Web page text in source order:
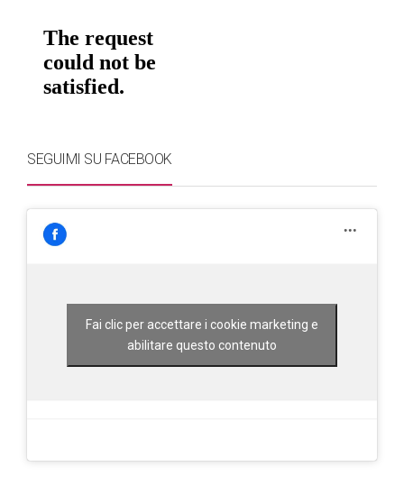
SEGUIMI SU FACEBOOK
Fai clic per accettare i cookie marketing e
abilitare questo contenuto